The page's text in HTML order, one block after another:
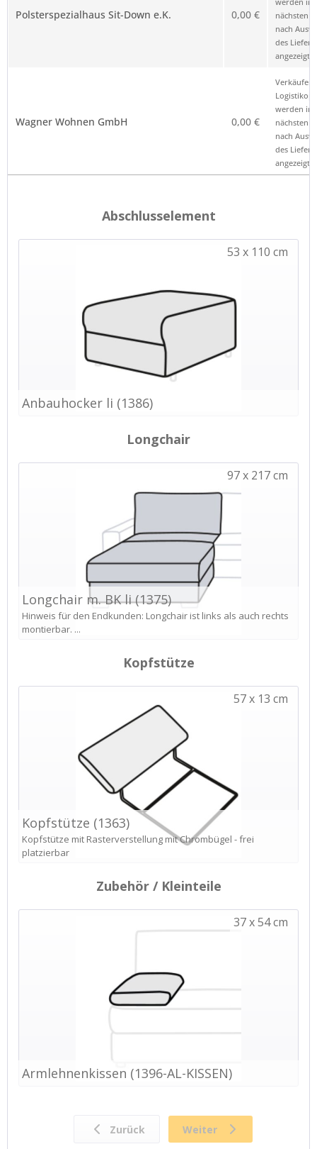
Polsterspezialhaus Sit-Down e.K. 0,00 €
nächsten
nach
des
angezeigt.
Wagner Wohnen GmbH 0,00 €
Verkäufer
werden im
nächsten
nach
des
angezeigt.